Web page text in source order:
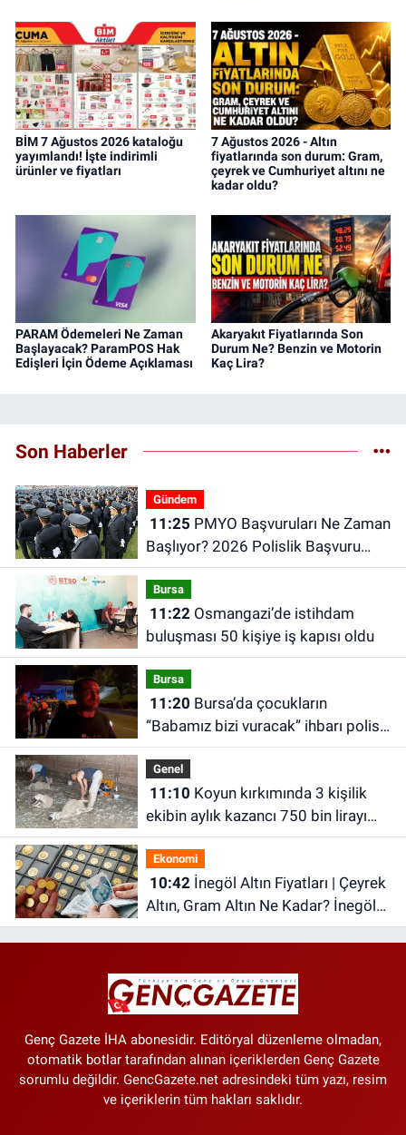
BİM 7 Ağustos 2026 kataloğu
yayımlandı! İşte indirimli
ürünler ve fiyatları
7 Ağustos 2026 - Altın
fiyatlarında son durum: Gram,
çeyrek ve Cumhuriyet altını ne
kadar oldu?
PARAM Ödemeleri Ne Zaman
Başlayacak? ParamPOS Hak
Edişleri İçin Ödeme Açıklaması
Akaryakıt Fiyatlarında Son
Durum Ne? Benzin ve Motorin
Kaç Lira?
Son Haberler
Gündem
11:25
Başlıyor? 2026 Polislik Başvuru
Şartları Neler?
Bursa
11:22Osmangazi’de istihdam
buluşması 50 kişiye iş kapısı oldu
Bursa
11:20
“Babamız bizi vuracak” ihbarı polisi
harekete geçirdi
Genel
11:10
ekibin aylık kazancı 750 bin lirayı
aşıyor
Ekonomi
10:42İnegöl Altın Fiyatları | Çeyrek
Altın, Gram Altın Ne Kadar? İnegöl
Kapalı Çarşı'da Altın Ne Kadar?
Genç Gazete İHA abonesidir. Editöryal düzenleme olmadan,
otomatik botlar tarafından alınan içeriklerden Genç Gazete
sorumlu değildir. GencGazete.net adresindeki tüm yazı, resim
ve içeriklerin tüm hakları saklıdır.